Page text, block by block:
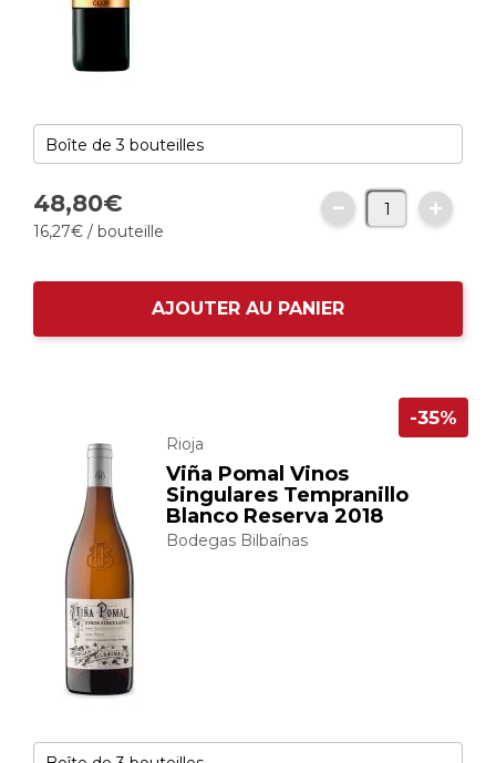
48,80€
16,27€ / bouteille
AJOUTER AU PANIER
Rioja
Viña Pomal Vinos
Singulares Tempranillo
Blanco Reserva 2018
Bodegas Bilbaínas
-35%